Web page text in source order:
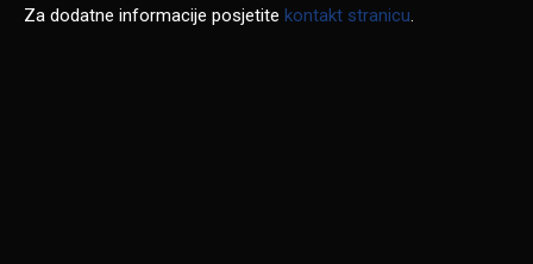
Za dodatne informacije posjetite kontakt stranicu